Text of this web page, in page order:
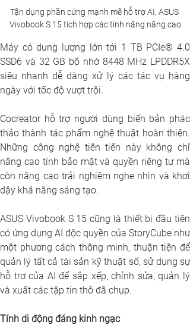
Tận dụng phần cứng mạnh mẽ hỗ trợ AI, ASUS
Vivobook S 15 tích hợp các tính năng nâng cao
Máy có dung lượng lớn tới 1 TB PCIe® 4.0
SSD6 và 32 GB bộ nhớ 8448 MHz LPDDR5X
siêu nhanh dễ dàng xử lý các tác vụ hàng
ngày với tốc độ vượt trội.
Cocreator hỗ trợ người dùng biến bản phác
thảo thành tác phẩm nghệ thuật hoàn thiện.
Những công nghệ tiên tiến này không chỉ
nâng cao tính bảo mật và quyền riêng tư mà
còn nâng cao trải nghiệm nghe nhìn và khơi
dậy khả năng sáng tạo.
ASUS Vivobook S 15 cũng là thiết bị đầu tiên
có ứng dụng AI độc quyền của StoryCube như
một phương cách thông minh, thuận tiện để
quản lý tất cả tài sản kỹ thuật số, sử dụng sự
hỗ trợ của AI để sắp xếp, chỉnh sửa, quản lý
và xuất các tập tin thô đã chụp.
Tính di động đáng kinh ngạc